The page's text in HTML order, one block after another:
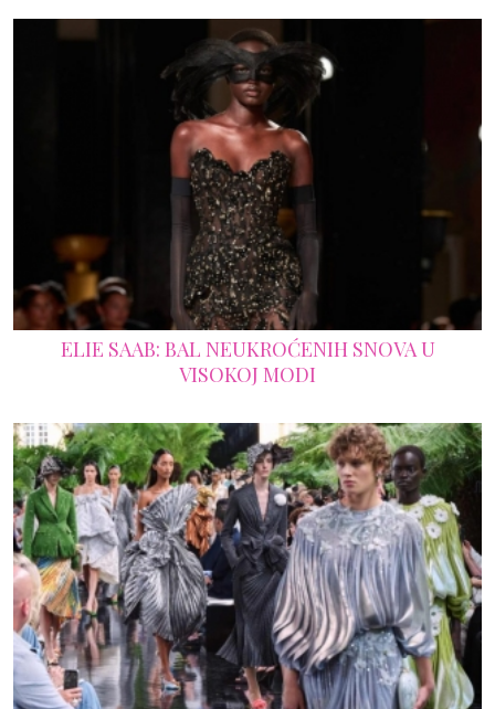
ELIE SAAB: BAL NEUKROĆENIH SNOVA U
VISOKOJ MODI